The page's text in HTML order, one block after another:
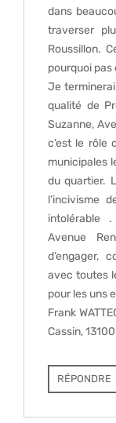
dans
traverser
Roussillon.
pourquoi pas
Je terminerai
qualité de
Suzanne,
c’est le rôle
municipales
du quartier.
l’incivisme
intolérable
Avenue
d’engager,
avec toutes
pour les uns
Frank
Cassin,
RÉPONDRE